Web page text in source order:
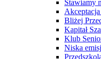
Stawiamy
Bliżej
Kapitał
Klub
Niska